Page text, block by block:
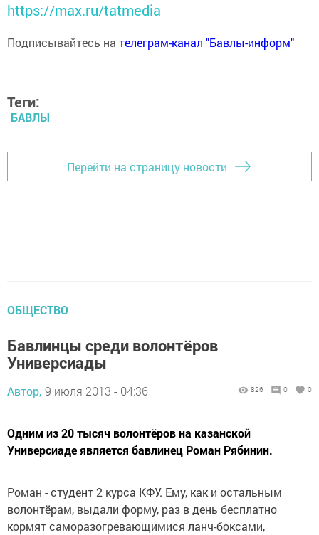
https://max.ru/tatmedia
Подписывайтесь на телеграм-канал "Бавлы-информ"
Теги:
БАВЛЫ
Перейти на страницу новости
ОБЩЕСТВО
Бавлинцы среди волонтёров
Универсиады
Автор, 9 июля 2013 - 04:36 826 0 0
Одним из 20 тысяч волонтёров на казанской
Универсиаде является бавлинец Роман Рябинин.
Роман - студент 2 курса КФУ. Ему, как и остальным
волонтёрам, выдали форму, раз в день бесплатно
кормят саморазогревающимися ланч-боксами,